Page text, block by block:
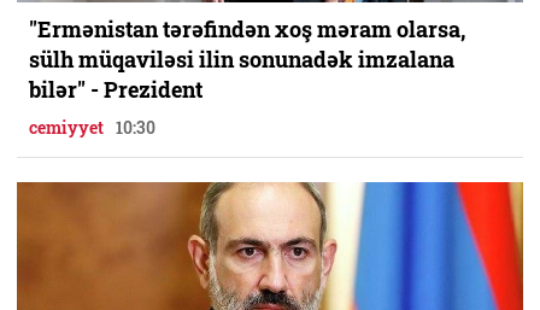
"Ermənistan tərəfindən xoş məram olarsa,
sülh müqaviləsi ilin sonunadək imzalana
bilər" - Prezident
cemiyyet 10:30